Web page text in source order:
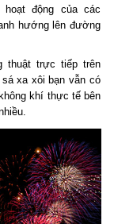
hoạt động của các
hướng lên đường
thuật trực tiếp trên
xa xôi bạn vẫn có
khí thực tế bên